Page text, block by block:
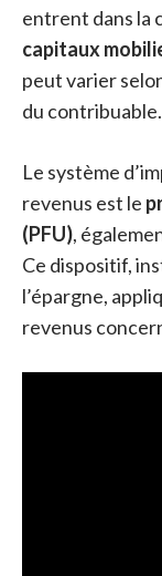
entrent dans la
capitaux
peut varier
du contribuable.
Le système
revenus est le
(PFU),
Ce dispositif,
l’épargne,
revenus